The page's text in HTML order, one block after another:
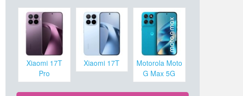
Xiaomi 17T
Pro
Xiaomi 17T
Motorola Moto
G Max 5G